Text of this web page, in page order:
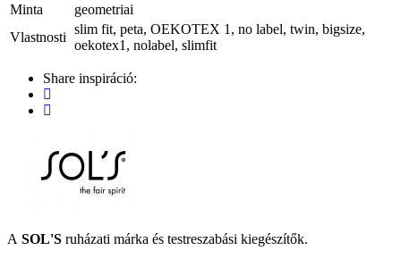
Minta
geometriai
Vlastnosti
slim fit, peta, OEKOTEX 1, no label, twin, bigsize,
oekotex1, nolabel, slimfit
Share inspiráció:
A SOL'S ruházati márka és testreszabási kiegészítők.